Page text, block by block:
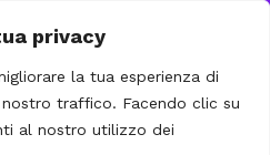
privacy
la tua esperienza di
traffico. Facendo clic su
al nostro utilizzo dei
– SPEDIZIONI NAZIONALI E
EXPRESS - BRT - UPSIgnora